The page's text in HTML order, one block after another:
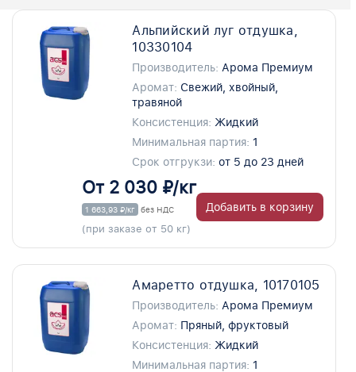
Альпийский луг отдушка,
10330104
Производитель: Арома Премиум
Аромат: Свежий, хвойный,
травяной
Консистенция: Жидкий
Минимальная партия: 1
Срок отгрукзи: от 5 до 23 дней
От 2 030 ₽/кг
1 663,93 ₽/кг без НДС
(при заказе от 50 кг)
Добавить в корзину
Амаретто отдушка, 10170105
Производитель: Арома Премиум
Аромат: Пряный, фруктовый
Консистенция: Жидкий
Минимальная партия: 1